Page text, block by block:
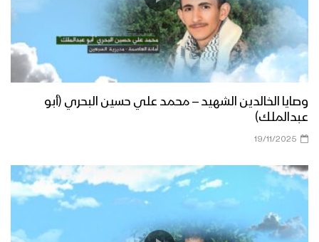
وصايا الخالدين الشهيد – محمد علي حسين البحري (أبو
عبدالملك)
19/11/2025